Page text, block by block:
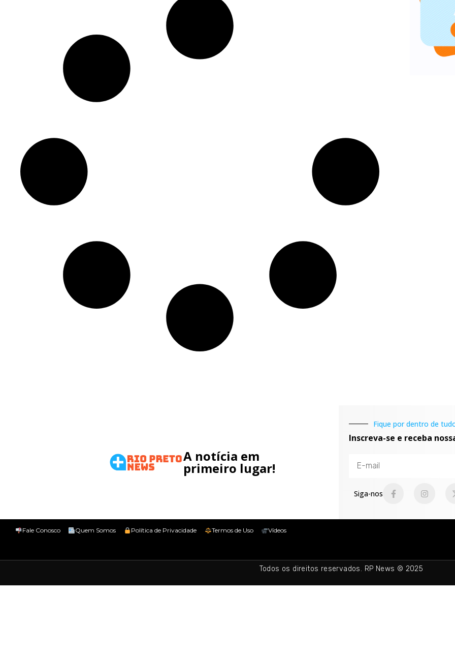
A notícia em
primeiro lugar!
Fique por dentro de
Inscreva-se e receba
Siga-nos
Fale Conosco Quem Somos Política de Privacidade Termos de Uso Vídeos
Todos os direitos reservados. RP News © 2025